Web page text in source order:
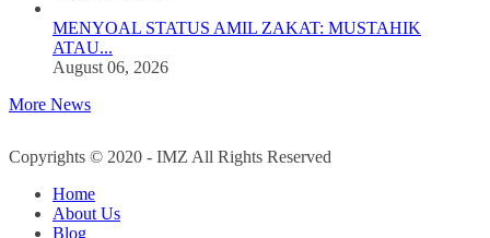
MENYOAL STATUS AMIL ZAKAT: MUSTAHIK
ATAU...
August 06, 2026
More News
Copyrights © 2020 - IMZ All Rights Reserved
Home
About Us
Blog